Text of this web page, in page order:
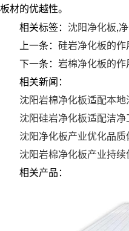
板材的优越性。
相关标签： 沈阳净化板,
上一条： 硅岩净化板的作
下一条： 岩棉净化板的作
相关新闻：
沈阳岩棉净化板适配本
沈阳硅岩净化板适配洁
沈阳净化板产业优化品
沈阳岩棉净化板产业持
相关产品：